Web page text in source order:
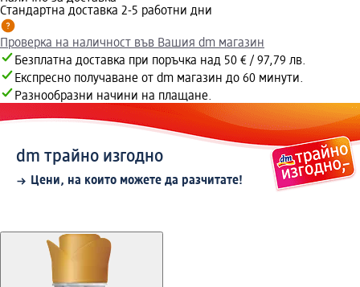
Стандартна доставка 2-5 работни дни
Проверка на наличност във Вашия dm магазин
Безплатна доставка при поръчка над 50 € / 97,79 лв.
Експресно получаване от dm магазин до 60 минути.
Разнообразни начини на плащане.
dm трайно изгодно
Цени, на които можете да разчитате!